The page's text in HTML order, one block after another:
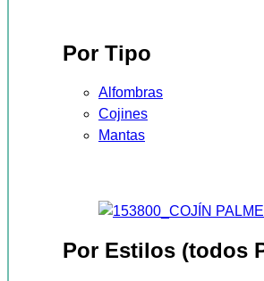
Por Tipo
Alfombras
Cojines
Mantas
Por Estilos (todos